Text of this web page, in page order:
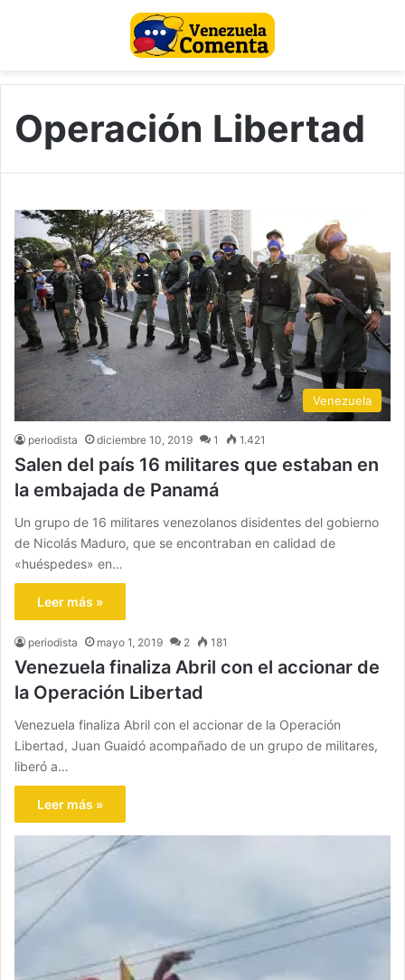
Operación Libertad
Venezuela
periodista diciembre 10, 2019 1 1.421
Salen del país 16 militares que estaban en
la embajada de Panamá
Un grupo de 16 militares venezolanos disidentes del gobierno
de Nicolás Maduro, que se encontraban en calidad de
«huéspedes» en…
Leer más »
periodista mayo 1, 2019 2 181
Venezuela finaliza Abril con el accionar de
la Operación Libertad
Venezuela finaliza Abril con el accionar de la Operación
Libertad, Juan Guaidó acompañado de un grupo de militares,
liberó a…
Leer más »